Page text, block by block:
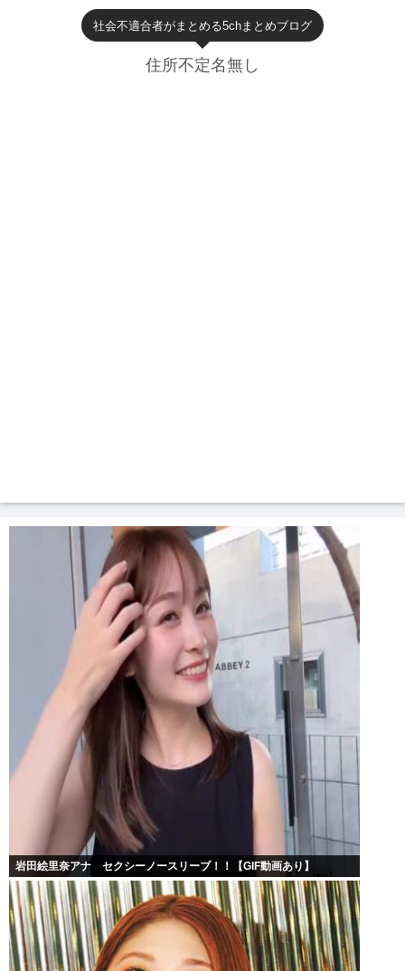
社会不適合者がまとめる5chまとめブログ
住所不定名無し
岩田絵里奈アナ セクシーノースリーブ！！【GIF動画あり】